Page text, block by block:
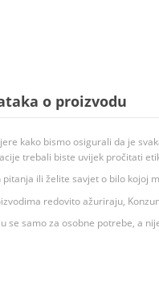
o proizvodu
kako bismo osigurali da je
trebali biste uvijek pročitati
ili želite savjet o bilo kojoj
redovito ažuriraju,
se samo za osobne potrebe, a